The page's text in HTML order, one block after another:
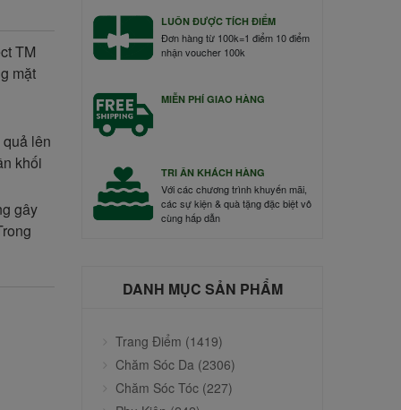
TM
mặt
lên
khối
gây
LUÔN ĐƯỢC TÍCH ĐIỂM
Đơn hàng từ 100k=1 điểm 10 điểm
nhận voucher 100k
MIỄN PHÍ GIAO HÀNG
TRI ÂN KHÁCH HÀNG
Với các chương trình khuyến mãi,
các sự kiện & quà tặng đặc biệt vô
cùng hấp dẫn
DANH MỤC SẢN PHẨM
Trang Điểm (1419)
Chăm Sóc Da (2306)
Chăm Sóc Tóc (227)